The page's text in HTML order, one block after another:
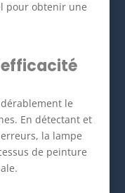
pour obtenir une
le
En détectant et
la lampe
de peinture